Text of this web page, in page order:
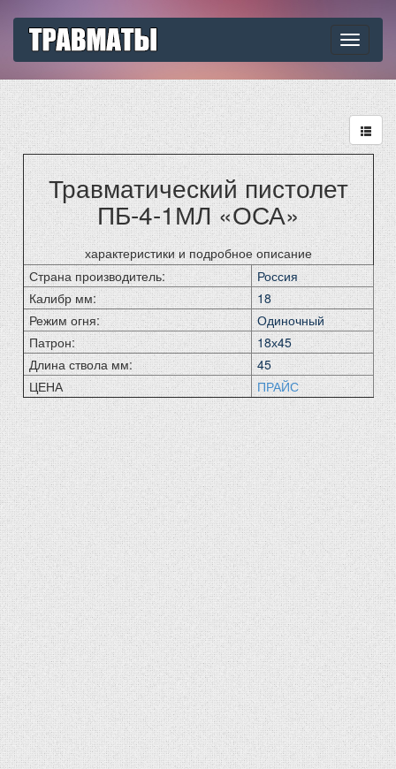
Toggle
Травматический пистолет
ПБ-4-1МЛ «ОСА»
характеристики и подробное описание
Страна производитель:
Россия
Калибр мм:
18
Режим огня:
Одиночный
Патрон:
18х45
Длина ствола мм:
45
ЦЕНА
ПРАЙС